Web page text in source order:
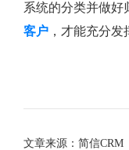
系统的分类并做好
客户 ，才能充分
文章来源：简信CRM